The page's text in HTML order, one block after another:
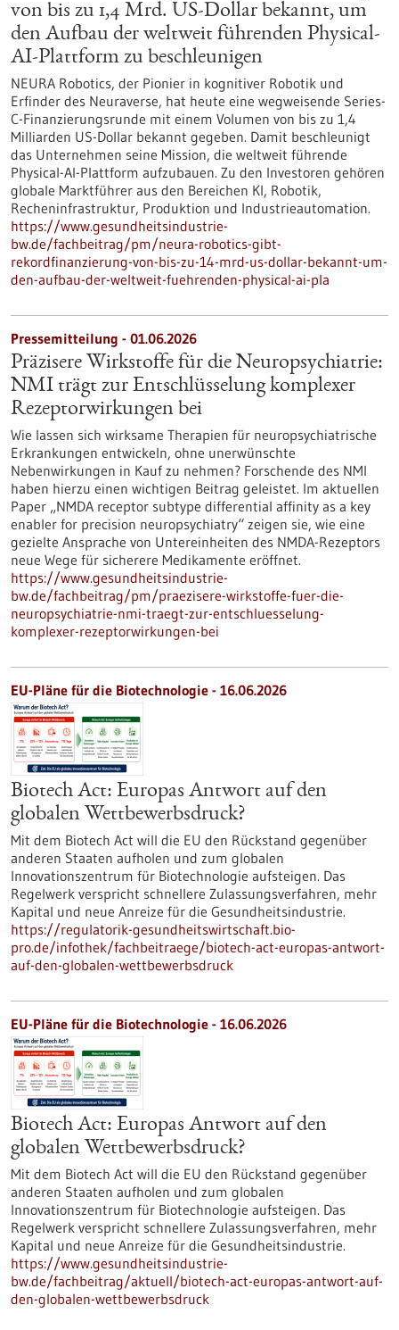
von bis zu 1,4 Mrd. US-Dollar bekannt, um
den Aufbau der weltweit führenden Physical-
AI-Plattform zu beschleunigen
NEURA Robotics, der Pionier in kognitiver Robotik und
Erfinder des Neuraverse, hat heute eine wegweisende Series-
C-Finanzierungsrunde mit einem Volumen von bis zu 1,4
Milliarden US-Dollar bekannt gegeben. Damit beschleunigt
das Unternehmen seine Mission, die weltweit führende
Physical-AI-Plattform aufzubauen. Zu den Investoren gehören
globale Marktführer aus den Bereichen KI, Robotik,
Recheninfrastruktur, Produktion und Industrieautomation.
https://www.gesundheitsindustrie-
bw.de/fachbeitrag/pm/neura-robotics-gibt-
rekordfinanzierung-von-bis-zu-14-mrd-us-dollar-bekannt-um-
den-aufbau-der-weltweit-fuehrenden-physical-ai-pla
Pressemitteilung - 01.06.2026
Präzisere Wirkstoffe für die Neuropsychiatrie:
NMI trägt zur Entschlüsselung komplexer
Rezeptorwirkungen bei
Wie lassen sich wirksame Therapien für neuropsychiatrische
Erkrankungen entwickeln, ohne unerwünschte
Nebenwirkungen in Kauf zu nehmen? Forschende des NMI
haben hierzu einen wichtigen Beitrag geleistet. Im aktuellen
Paper „NMDA receptor subtype differential affinity as a key
enabler for precision neuropsychiatry“ zeigen sie, wie eine
gezielte Ansprache von Untereinheiten des NMDA-Rezeptors
neue Wege für sicherere Medikamente eröffnet.
https://www.gesundheitsindustrie-
bw.de/fachbeitrag/pm/praezisere-wirkstoffe-fuer-die-
neuropsychiatrie-nmi-traegt-zur-entschluesselung-
komplexer-rezeptorwirkungen-bei
EU-Pläne für die Biotechnologie - 16.06.2026
Biotech Act: Europas Antwort auf den
globalen Wettbewerbsdruck?
Mit dem Biotech Act will die EU den Rückstand gegenüber
anderen Staaten aufholen und zum globalen
Innovationszentrum für Biotechnologie aufsteigen. Das
Regelwerk verspricht schnellere Zulassungsverfahren, mehr
Kapital und neue Anreize für die Gesundheitsindustrie.
https://regulatorik-gesundheitswirtschaft.bio-
pro.de/infothek/fachbeitraege/biotech-act-europas-antwort-
auf-den-globalen-wettbewerbsdruck
EU-Pläne für die Biotechnologie - 16.06.2026
Biotech Act: Europas Antwort auf den
globalen Wettbewerbsdruck?
Mit dem Biotech Act will die EU den Rückstand gegenüber
anderen Staaten aufholen und zum globalen
Innovationszentrum für Biotechnologie aufsteigen. Das
Regelwerk verspricht schnellere Zulassungsverfahren, mehr
Kapital und neue Anreize für die Gesundheitsindustrie.
https://www.gesundheitsindustrie-
bw.de/fachbeitrag/aktuell/biotech-act-europas-antwort-auf-
den-globalen-wettbewerbsdruck